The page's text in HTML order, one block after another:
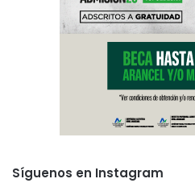
Síguenos en Instagram